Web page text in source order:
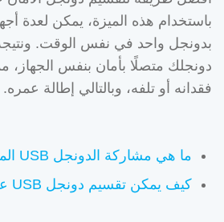
باستخدام هذه الميزة، يمكن لعدة
بدونجل واحد في نفس الوقت. ونتيجة
دونجلك متصلًا بأمان بنفس الجهاز،
فقدانه أو تلفه، وبالتالي إطالة عمره.
ما هي مشاركة الدونجل USB المتعددة؟
كيف يمكن تقسيم دونجل USB عبر الشبكة؟